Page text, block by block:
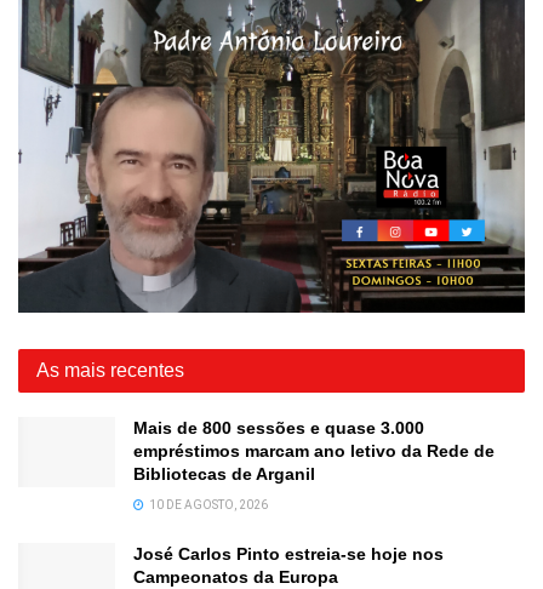
As mais recentes
Mais de 800 sessões e quase 3.000
empréstimos marcam ano letivo da Rede de
Bibliotecas de Arganil
10 DE AGOSTO, 2026
José Carlos Pinto estreia-se hoje nos
Campeonatos da Europa